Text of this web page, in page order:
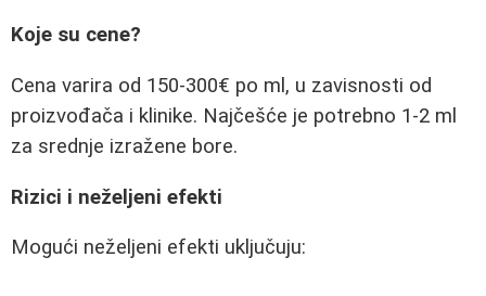
Koje su cene?
Cena varira od 150-300€ po ml, u zavisnosti od
proizvođača i klinike. Najčešće je potrebno 1-2 ml
za srednje izražene bore.
Rizici i neželjeni efekti
Mogući neželjeni efekti uključuju: